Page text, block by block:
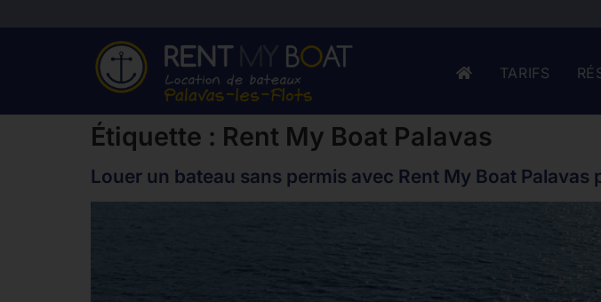
TARIFS
Étiquette : Rent My Boat Palavas
Louer un bateau sans permis avec Rent My Boat